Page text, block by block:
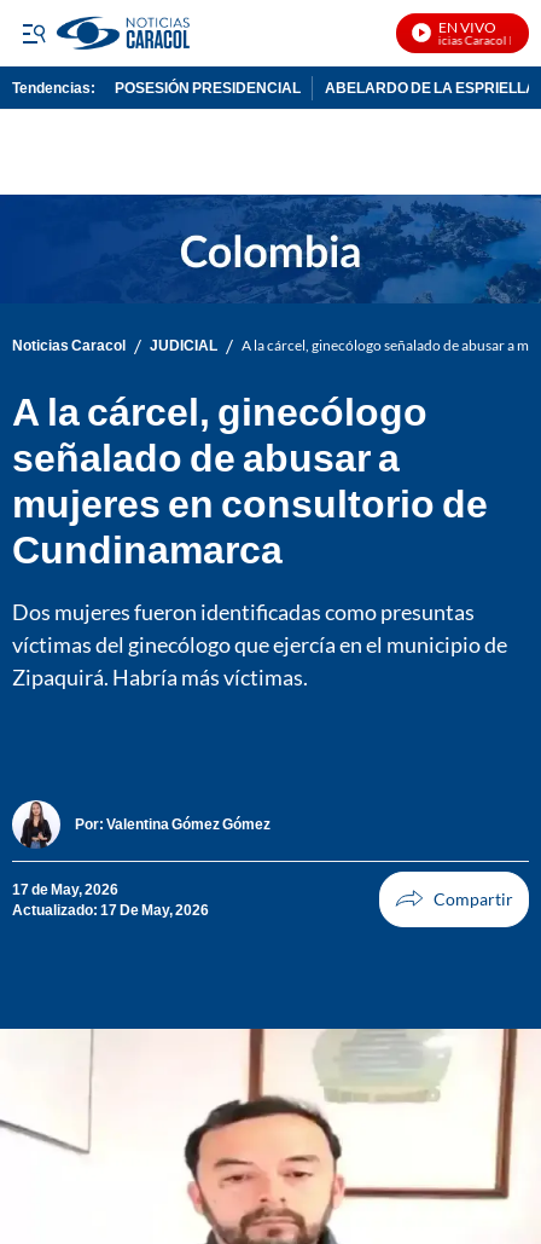
EN VIVO
Noticias Caracol En Vivo
Tendencias: POSESIÓN PRESIDENCIAL ABELARDO DE LA ESPRIELLA
Noticias Caracol / JUDICIAL / A la cárcel, ginecólogo señalado de abusar a
A la cárcel, ginecólogo
señalado de abusar a
mujeres en consultorio de
Cundinamarca
Dos mujeres fueron identificadas como presuntas
víctimas del ginecólogo que ejercía en el municipio de
Zipaquirá. Habría más víctimas.
Por: Valentina Gómez Gómez
17 de May, 2026
Actualizado: 17 De May, 2026